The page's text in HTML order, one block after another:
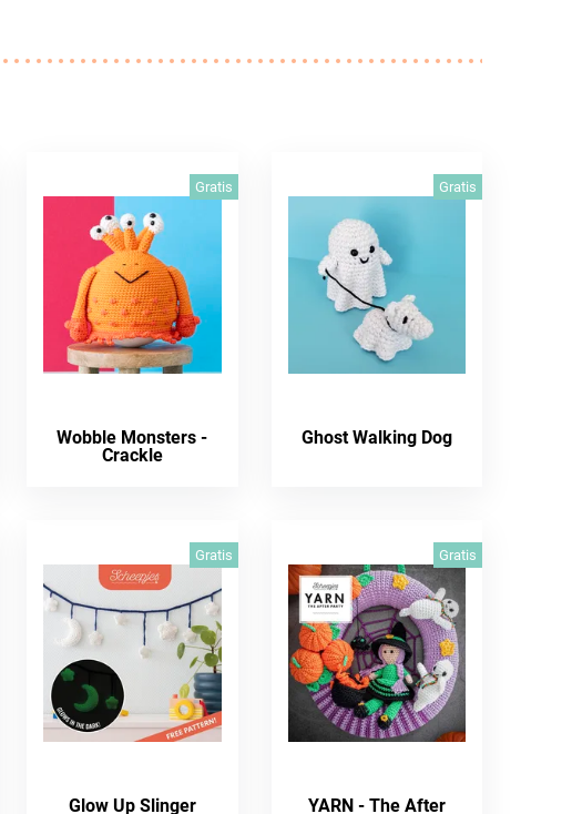
Gratis
Wobble Monsters -
Crackle
Gratis
Ghost Walking Dog
Gratis
Glow Up Slinger
Gratis
YARN - The After